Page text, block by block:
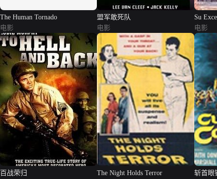
The Human Tornado
电影
盟军敢死队
电影
Su
电影
百战荣归
The Night Holds Terror
斩首眼